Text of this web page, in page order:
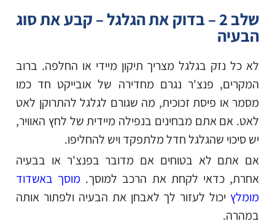
שלב 2 – בדוק את הגלגל – קבע את סוג
הבעיה
לא כל נזק בגלגל מצריך תיקון מיידי או החלפה. ברוב
המקרים, פנצ'ר נגרם מחדירה של אובייקט חד כמו
מסמר או פיסת זכוכית, מה שגורם לגלגל להתרוקן לאט
לאט. אם אתם מבחינים בנפילה מיידית של לחץ האוויר,
יש סיכוי שהגלגל חדל מלתפקד ויש להחליפו.
אם אתם לא בטוחים אם מדובר בפנצ'ר או בבעיה
אחרת, כדאי לקחת את הרכב למוסך. מוסך באשדוד
מומלץ יכול לעזור לך לאבחן את הבעיה ולפתור אותה
במהרה.